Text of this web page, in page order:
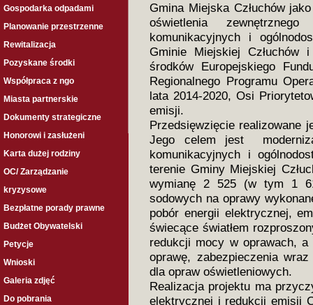
Gospodarka odpadami
Planowanie przestrzenne
Rewitalizacja
Pozyskane środki
Współpraca z ngo
Miasta partnerskie
Dokumenty strategiczne
Honorowi i zasłużeni
Karta dużej rodziny
OC/ Zarządzanie
kryzysowe
Bezpłatne porady prawne
Budżet Obywatelski
Petycje
Wnioski
Galeria zdjęć
Do pobrania
Gmina Miejska Człuchów
oświetlenia
komunikacyjnych i
Gminie Miejskiej Człuchów
środków Europejskiego
Regionalnego Programu
lata 2014-2020, Osi
emisji.
Przedsięwzięcie realizowane
Jego celem jest
komunikacyjnych i
terenie Gminy Miejskiej
wymianę 2 525 (w tym 1
sodowych na oprawy
pobór energii elektrycznej,
świecące światłem
redukcji mocy w oprawach,
oprawę, zabezpieczenia
dla opraw oświetleniowych.
Realizacja projektu ma
elektrycznej i redukcji emisji